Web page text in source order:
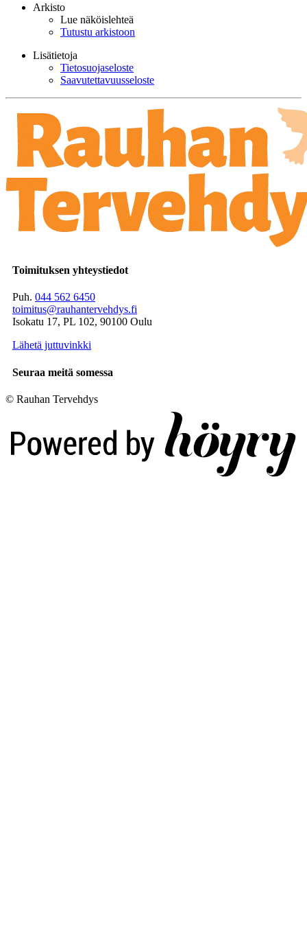
Arkisto
Lue näköislehteä
Tutustu arkistoon
Lisätietoja
Tietosuojaseloste
Saavutettavuusseloste
Toimituksen yhteystiedot
Puh. 044 562 6450
toimitus@rauhantervehdys.fi
Isokatu 17, PL 102, 90100 Oulu
Lähetä juttuvinkki
Seuraa meitä somessa
© Rauhan Tervehdys